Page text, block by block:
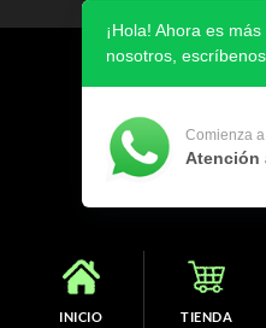
INICIO TIENDA
AVISO DE
¡Hola! Ahora es
nosotros,
Comienza
Atención